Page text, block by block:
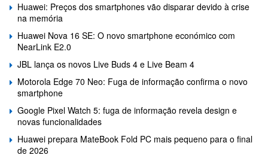
Huawei: Preços dos smartphones vão disparar devido à crise
na memória
Huawei Nova 16 SE: O novo smartphone económico com
NearLink E2.0
JBL lança os novos Live Buds 4 e Live Beam 4
Motorola Edge 70 Neo: Fuga de informação confirma o novo
smartphone
Google Pixel Watch 5: fuga de informação revela design e
novas funcionalidades
Huawei prepara MateBook Fold PC mais pequeno para o final
de 2026